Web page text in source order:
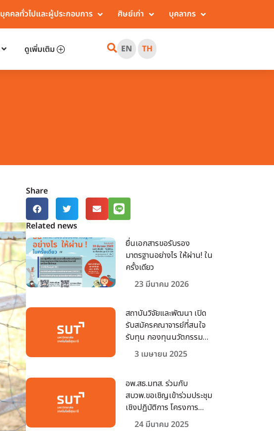
บุคคลทั่วไปและผู้ประกอบการ ศิษย์เก่า บุคลากร
ดูเพิ่มเติม EN TH
Share
Related news
ยื่นเอกสารขอรับรอง
มาตรฐานอย่างไร ให้ผ่าน! ใน
ครั้งเดียว
23 มีนาคม 2026
สถาบันวิจัยและพัฒนา เปิด
รับสมัครคณาจารย์ที่สนใจ
รับทุน กองทุนนวัตกรรม
และสิ่งประดิษฐ์ สมเด็จพระ
เทพรัตนราชสุดาฯ สยามบรม
ปีงบประมาณ 2568
3 เมษายน 2025
อพ.สธ.มทส. ร่วมกับ
สบวพ.ขอเชิญเข้าร่วมประชุม
เชิงปฏิบัติการ โครงการ
สนองพระราชดำริฯ
24 มีนาคม 2025